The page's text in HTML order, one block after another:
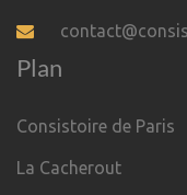
Plan
Consistoire de Paris
La Cacherout